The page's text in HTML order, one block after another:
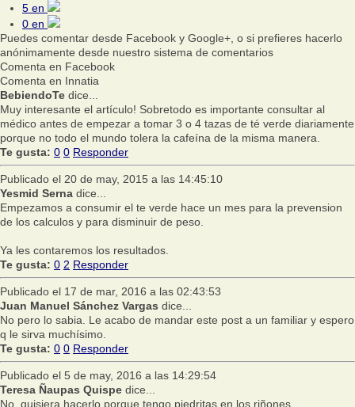
5 en
0 en
Puedes comentar desde Facebook y Google+, o si prefieres hacerlo
anónimamente desde nuestro sistema de comentarios
Comenta en Facebook
Comenta en Innatia
BebiendoTe dice...
Muy interesante el artículo! Sobretodo es importante consultar al
médico antes de empezar a tomar 3 o 4 tazas de té verde diariamente
porque no todo el mundo tolera la cafeína de la misma manera.
Te gusta: 0 0 Responder
Publicado el 20 de may, 2015 a las 14:45:10
Yesmid Serna dice...
Empezamos a consumir el te verde hace un mes para la prevension
de los calculos y para disminuir de peso.
Ya les contaremos los resultados.
Te gusta: 0 2 Responder
Publicado el 17 de mar, 2016 a las 02:43:53
Juan Manuel Sánchez Vargas dice...
No pero lo sabia. Le acabo de mandar este post a un familiar y espero
q le sirva muchísimo.
Te gusta: 0 0 Responder
Publicado el 5 de may, 2016 a las 14:29:54
Teresa Ñaupas Quispe dice...
No, quisiera hacerlo porque tengo piedritas en los riñones.